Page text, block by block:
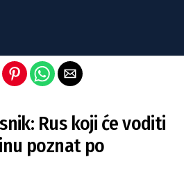
Rus koji će voditi
poznat po